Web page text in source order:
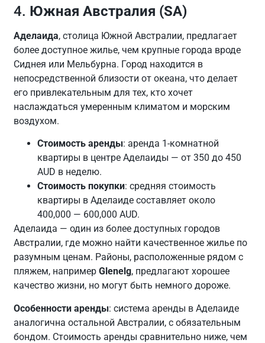
4. Южная Австралия (SA)
Аделаида, столица Южной Австралии, предлагает
более доступное жилье, чем крупные города вроде
Сиднея или Мельбурна. Город находится в
непосредственной близости от океана, что делает
его привлекательным для тех, кто хочет
наслаждаться умеренным климатом и морским
воздухом.
Стоимость аренды: аренда 1-комнатной
квартиры в центре Аделаиды — от 350 до 450
AUD в неделю.
Стоимость покупки: средняя стоимость
квартиры в Аделаиде составляет около
400,000 — 600,000 AUD.
Аделаида — один из более доступных городов
Австралии, где можно найти качественное жилье по
разумным ценам. Районы, расположенные рядом с
пляжем, напримерGlenelg, предлагают хорошее
качество жизни, но могут быть немного дороже.
Особенности аренды: система аренды в Аделаиде
аналогична остальной Австралии, с обязательным
бондом. Стоимость аренды сравнительно ниже, чем